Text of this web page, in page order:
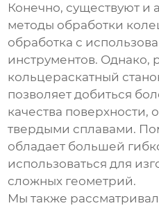
Конечно, существуют и
методы обработки
обработка с
инструментов. Однако,
кольцераскатный
позволяет добиться
качества поверхности,
твердыми сплавами.
обладает большей
использоваться для
сложных геометрий.
Мы также